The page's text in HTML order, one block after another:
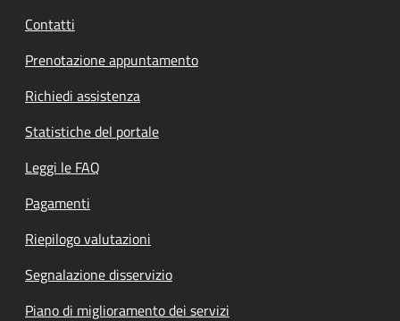
Contatti
Prenotazione appuntamento
Richiedi assistenza
Statistiche del portale
Leggi le FAQ
Pagamenti
Riepilogo valutazioni
Segnalazione disservizio
Piano di miglioramento dei servizi